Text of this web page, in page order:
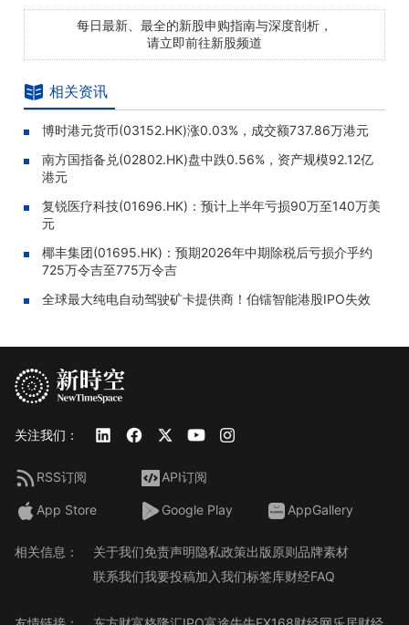
每日最新、最全的新股申购指南与深度剖析，
请立即前往新股频道
相关资讯
博时港元货币(03152.HK)涨0.03%，成交额737.86万港元
南方国指备兑(02802.HK)盘中跌0.56%，资产规模92.12亿
港元
复锐医疗科技(01696.HK)：预计上半年亏损90万至140万美
元
椰丰集团(01695.HK)：预期2026年中期除税后亏损介乎约
725万令吉至775万令吉
全球最大纯电自动驾驶矿卡提供商！伯镭智能港股IPO失效
关注我们：
RSS订阅 API订阅
App Store Google Play AppGallery
相关信息： 关于我们免责声明隐私政策出版原则品牌素材
联系我们我要投稿加入我们标签库财经FAQ